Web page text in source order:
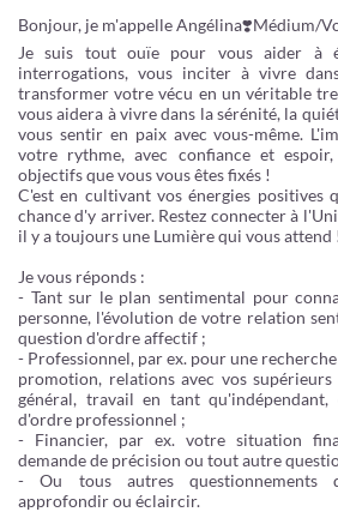
Bonjour, je m'appelle Angélina❣️Médium/
Je suis tout ouïe pour vous aider à
interrogations, vous inciter à vivre
transformer votre vécu en un véritable
vous aidera à vivre dans la sérénité, la
vous sentir en paix avec vous-même.
votre rythme, avec confiance et
objectifs que vous vous êtes fixés !
C'est en cultivant vos énergies positives
chance d'y arriver. Restez connecter à
il y a toujours une Lumière qui vous attend !
Je vous réponds :
- Tant sur le plan sentimental pour
personne, l'évolution de votre relation
question d'ordre affectif ;
- Professionnel, par ex. pour une
promotion, relations avec vos
général, travail en tant
d'ordre professionnel ;
- Financier, par ex. votre situation
demande de précision ou tout autre
- Ou tous autres questionnements
approfondir ou éclaircir.